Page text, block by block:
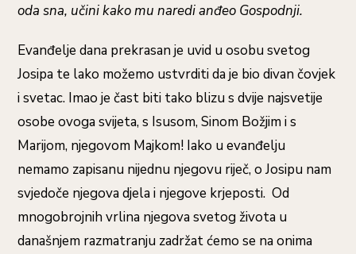
oda sna, učini kako mu naredi anđeo Gospodnji.
Evanđelje dana prekrasan je uvid u osobu svetog
Josipa te lako možemo ustvrditi da je bio divan čovjek
i svetac. Imao je čast biti tako blizu s dvije najsvetije
osobe ovoga svijeta, s Isusom, Sinom Božjim i s
Marijom, njegovom Majkom! Iako u evanđelju
nemamo zapisanu nijednu njegovu riječ, o Josipu nam
svjedoče njegova djela i njegove krjeposti. Od
mnogobrojnih vrlina njegova svetog života u
današnjem razmatranju zadržat ćemo se na onima